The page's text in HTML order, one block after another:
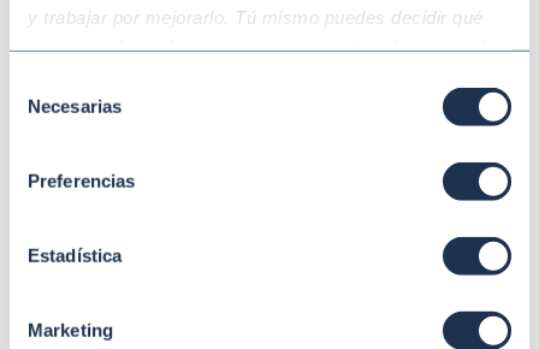
y trabajar por mejorarlo. Tú mismo puedes decidir qué
quieras que recojamos ninguna información dándole al
Necesarias
Preferencias
Estadística
Marketing
Jun 18 2026 SOSTENIBILIDAD
¿Cómo afrontar con éxito el reto de la